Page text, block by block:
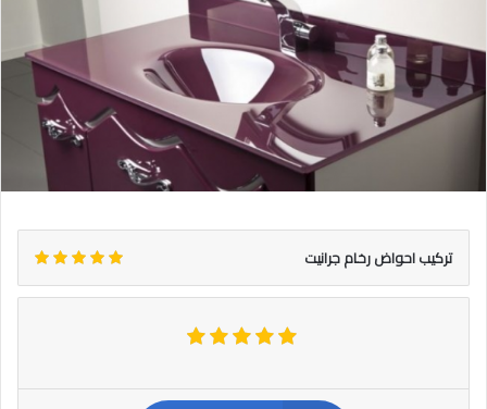
تركيب احواض رخام جرانيت